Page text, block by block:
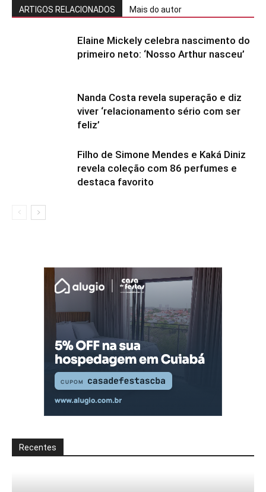
ARTIGOS RELACIONADOS Mais do autor
Elaine Mickely celebra nascimento do
primeiro neto: ‘Nosso Arthur nasceu’
Nanda Costa revela superação e diz
viver ‘relacionamento sério com ser
feliz’
Filho de Simone Mendes e Kaká Diniz
revela coleção com 86 perfumes e
destaca favorito
Recentes